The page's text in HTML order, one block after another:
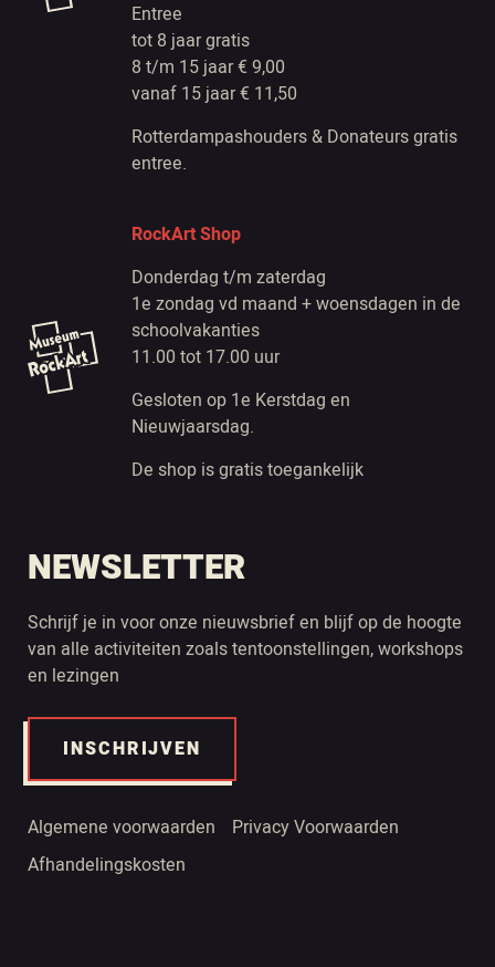
Entree
tot 8 jaar gratis
8 t/m 15 jaar € 9,00
vanaf 15 jaar € 11,50
Rotterdampashouders & Donateurs gratis
entree.
RockArt Shop
Donderdag t/m zaterdag
1e zondag vd maand + woensdagen in de
schoolvakanties
11.00 tot 17.00 uur
Gesloten op 1e Kerstdag en
Nieuwjaarsdag.
De shop is gratis toegankelijk
NEWSLETTER
Schrijf je in voor onze nieuwsbrief en blijf op de hoogte
van alle activiteiten zoals tentoonstellingen, workshops
en lezingen
INSCHRIJVEN
Algemene voorwaarden
Privacy Voorwaarden
Afhandelingskosten